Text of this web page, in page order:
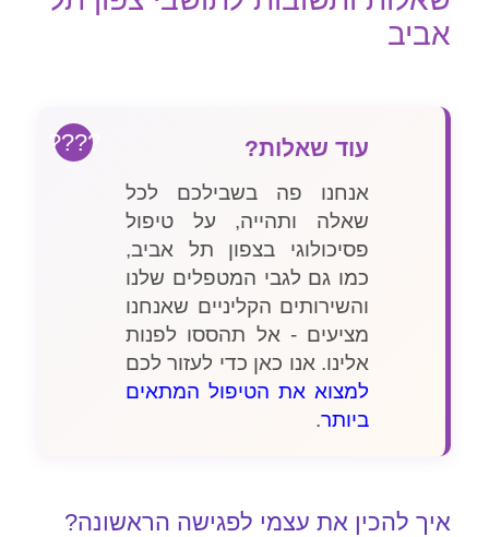
אביב
עוד שאלות?
אנחנו פה בשבילכם לכל
שאלה ותהייה, על טיפול
פסיכולוגי בצפון תל אביב,
כמו גם לגבי המטפלים שלנו
והשירותים הקליניים שאנחנו
מציעים - אל תהססו לפנות
אלינו. אנו כאן כדי לעזור לכם
למצוא את הטיפול המתאים
ביותר.
איך להכין את עצמי לפגישה הראשונה?